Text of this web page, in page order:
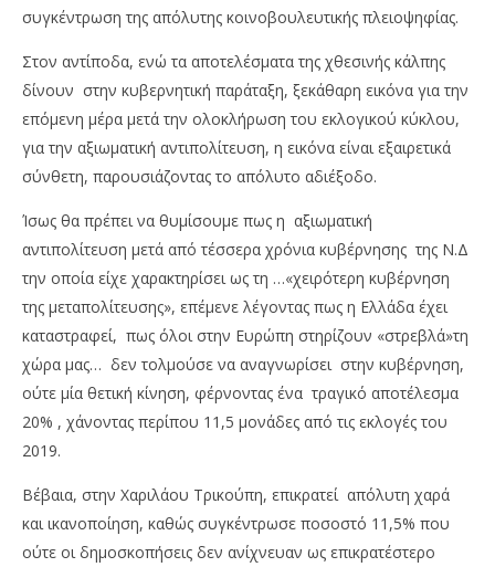
συγκέντρωση της απόλυτης κοινοβουλευτικής πλειοψηφίας.
Στον αντίποδα, ενώ τα αποτελέσματα της χθεσινής κάλπης
δίνουν στην κυβερνητική παράταξη, ξεκάθαρη εικόνα για την
επόμενη μέρα μετά την ολοκλήρωση του εκλογικού κύκλου,
για την αξιωματική αντιπολίτευση, η εικόνα είναι εξαιρετικά
σύνθετη, παρουσιάζοντας το απόλυτο αδιέξοδο.
Ίσως θα πρέπει να θυμίσουμε πως η αξιωματική
αντιπολίτευση μετά από τέσσερα χρόνια κυβέρνησης της Ν.Δ
την οποία είχε χαρακτηρίσει ως τη …«χειρότερη κυβέρνηση
της μεταπολίτευσης», επέμενε λέγοντας πως η Ελλάδα έχει
καταστραφεί, πως όλοι στην Ευρώπη στηρίζουν «στρεβλά»τη
χώρα μας… δεν τολμούσε να αναγνωρίσει στην κυβέρνηση,
ούτε μία θετική κίνηση, φέρνοντας ένα τραγικό αποτέλεσμα
20% , χάνοντας περίπου 11,5 μονάδες από τις εκλογές του
2019.
Βέβαια, στην Χαριλάου Τρικούπη, επικρατεί απόλυτη χαρά
και ικανοποίηση, καθώς συγκέντρωσε ποσοστό 11,5% που
ούτε οι δημοσκοπήσεις δεν ανίχνευαν ως επικρατέστερο